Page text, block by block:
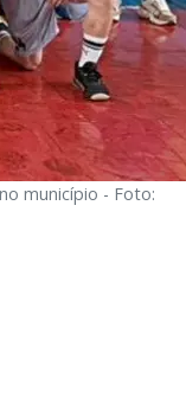
município - Foto: